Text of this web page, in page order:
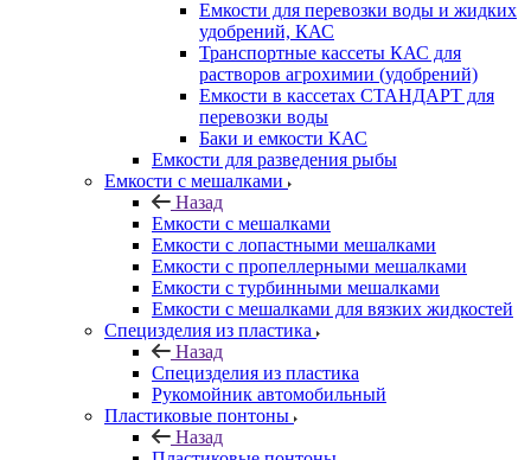
Емкости для перевозки воды и жидких
удобрений, КАС
Транспортные кассеты КАС для
растворов агрохимии (удобрений)
Емкости в кассетах СТАНДАРТ для
перевозки воды
Баки и емкости КАС
Емкости для разведения рыбы
Емкости с мешалками
Назад
Емкости с мешалками
Емкости с лопастными мешалками
Емкости с пропеллерными мешалками
Емкости с турбинными мешалками
Емкости с мешалками для вязких жидкостей
Специзделия из пластика
Назад
Специзделия из пластика
Рукомойник автомобильный
Пластиковые понтоны
Назад